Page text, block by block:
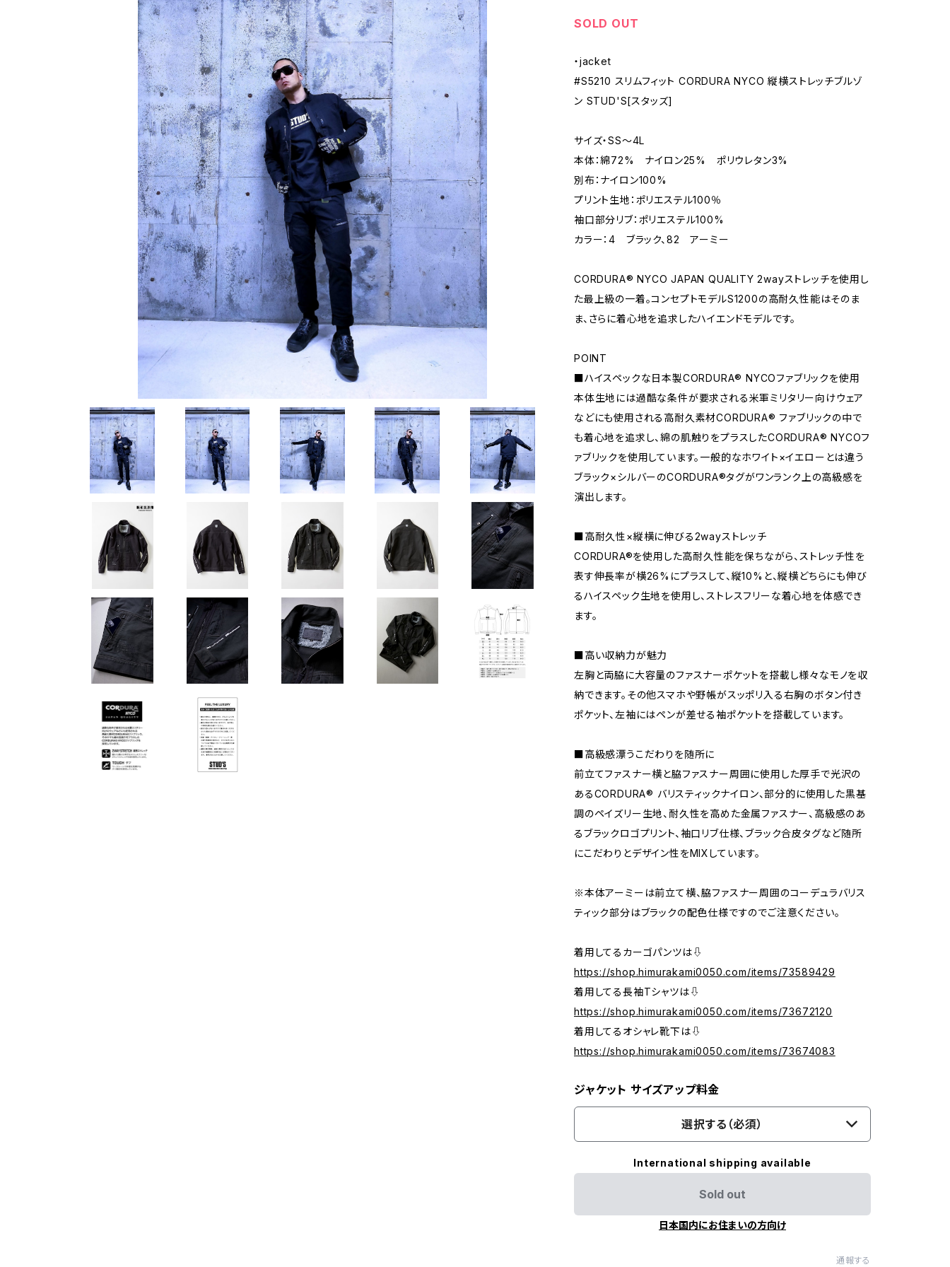
SOLD OUT
・jacket
#S5210 スリムフィット CORDURA NYCO 縦横ストレッチブルゾ
ン STUD'S[スタッズ]
サイズ・SS〜4L
本体：綿72% ナイロン25% ポリウレタン3%
別布：ナイロン100%
プリント生地：ポリエステル100％
袖口部分リブ：ポリエステル100%
カラー：4 ブラック、82 アーミー
CORDURA®️ NYCO JAPAN QUALITY 2wayストレッチを使用し
た最上級の一着。コンセプトモデルS1200の高耐久性能はそのま
ま、さらに着心地を追求したハイエンドモデルです。
POINT
■ハイスペックな日本製CORDURA®️ NYCOファブリックを使用
本体生地には過酷な条件が要求される米軍ミリタリー向けウェア
などにも使用される高耐久素材CORDURA®️ ファブリックの中で
も着心地を追求し、綿の肌触りをプラスしたCORDURA®️ NYCOフ
ァブリックを使用しています。一般的なホワイト×イエローとは違う
ブラック×シルバーのCORDURA®️タグがワンランク上の高級感を
演出します。
■高耐久性×縦横に伸びる2wayストレッチ
CORDURA®を使用した高耐久性能を保ちながら、ストレッチ性を
表す伸長率が横26%にプラスして、縦10%と、縦横どちらにも伸び
るハイスペック生地を使用し、ストレスフリーな着心地を体感でき
ます。
■高い収納力が魅力
左胸と両脇に大容量のファスナーポケットを搭載し様々なモノを収
納できます。その他スマホや野帳がスッポリ入る右胸のボタン付き
ポケット、左袖にはペンが差せる袖ポケットを搭載しています。
■高級感漂うこだわりを随所に
前立てファスナー横と脇ファスナー周囲に使用した厚手で光沢の
あるCORDURA®️ バリスティックナイロン、部分的に使用した黒基
調のペイズリー生地、耐久性を高めた金属ファスナー、高級感のあ
るブラックロゴプリント、袖口リブ仕様、ブラック合皮タグなど随所
にこだわりとデザイン性をMIXしています。
※本体アーミーは前立て横、脇ファスナー周囲のコーデュラバリス
ティック部分はブラックの配色仕様ですのでご注意ください。
着用してるカーゴパンツは⇩
https://shop.himurakami0050.com/items/73589429
着用してる長袖Tシャツは⇩
https://shop.himurakami0050.com/items/73672120
着用してるオシャレ靴下は⇩
https://shop.himurakami0050.com/items/73674083
ジャケット サイズアップ料金
選択する（必須）
International shipping available
Sold out
日本国内にお住まいの方向け
通報する